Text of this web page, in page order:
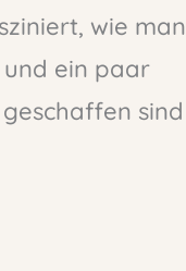
wie man
ein paar
sind